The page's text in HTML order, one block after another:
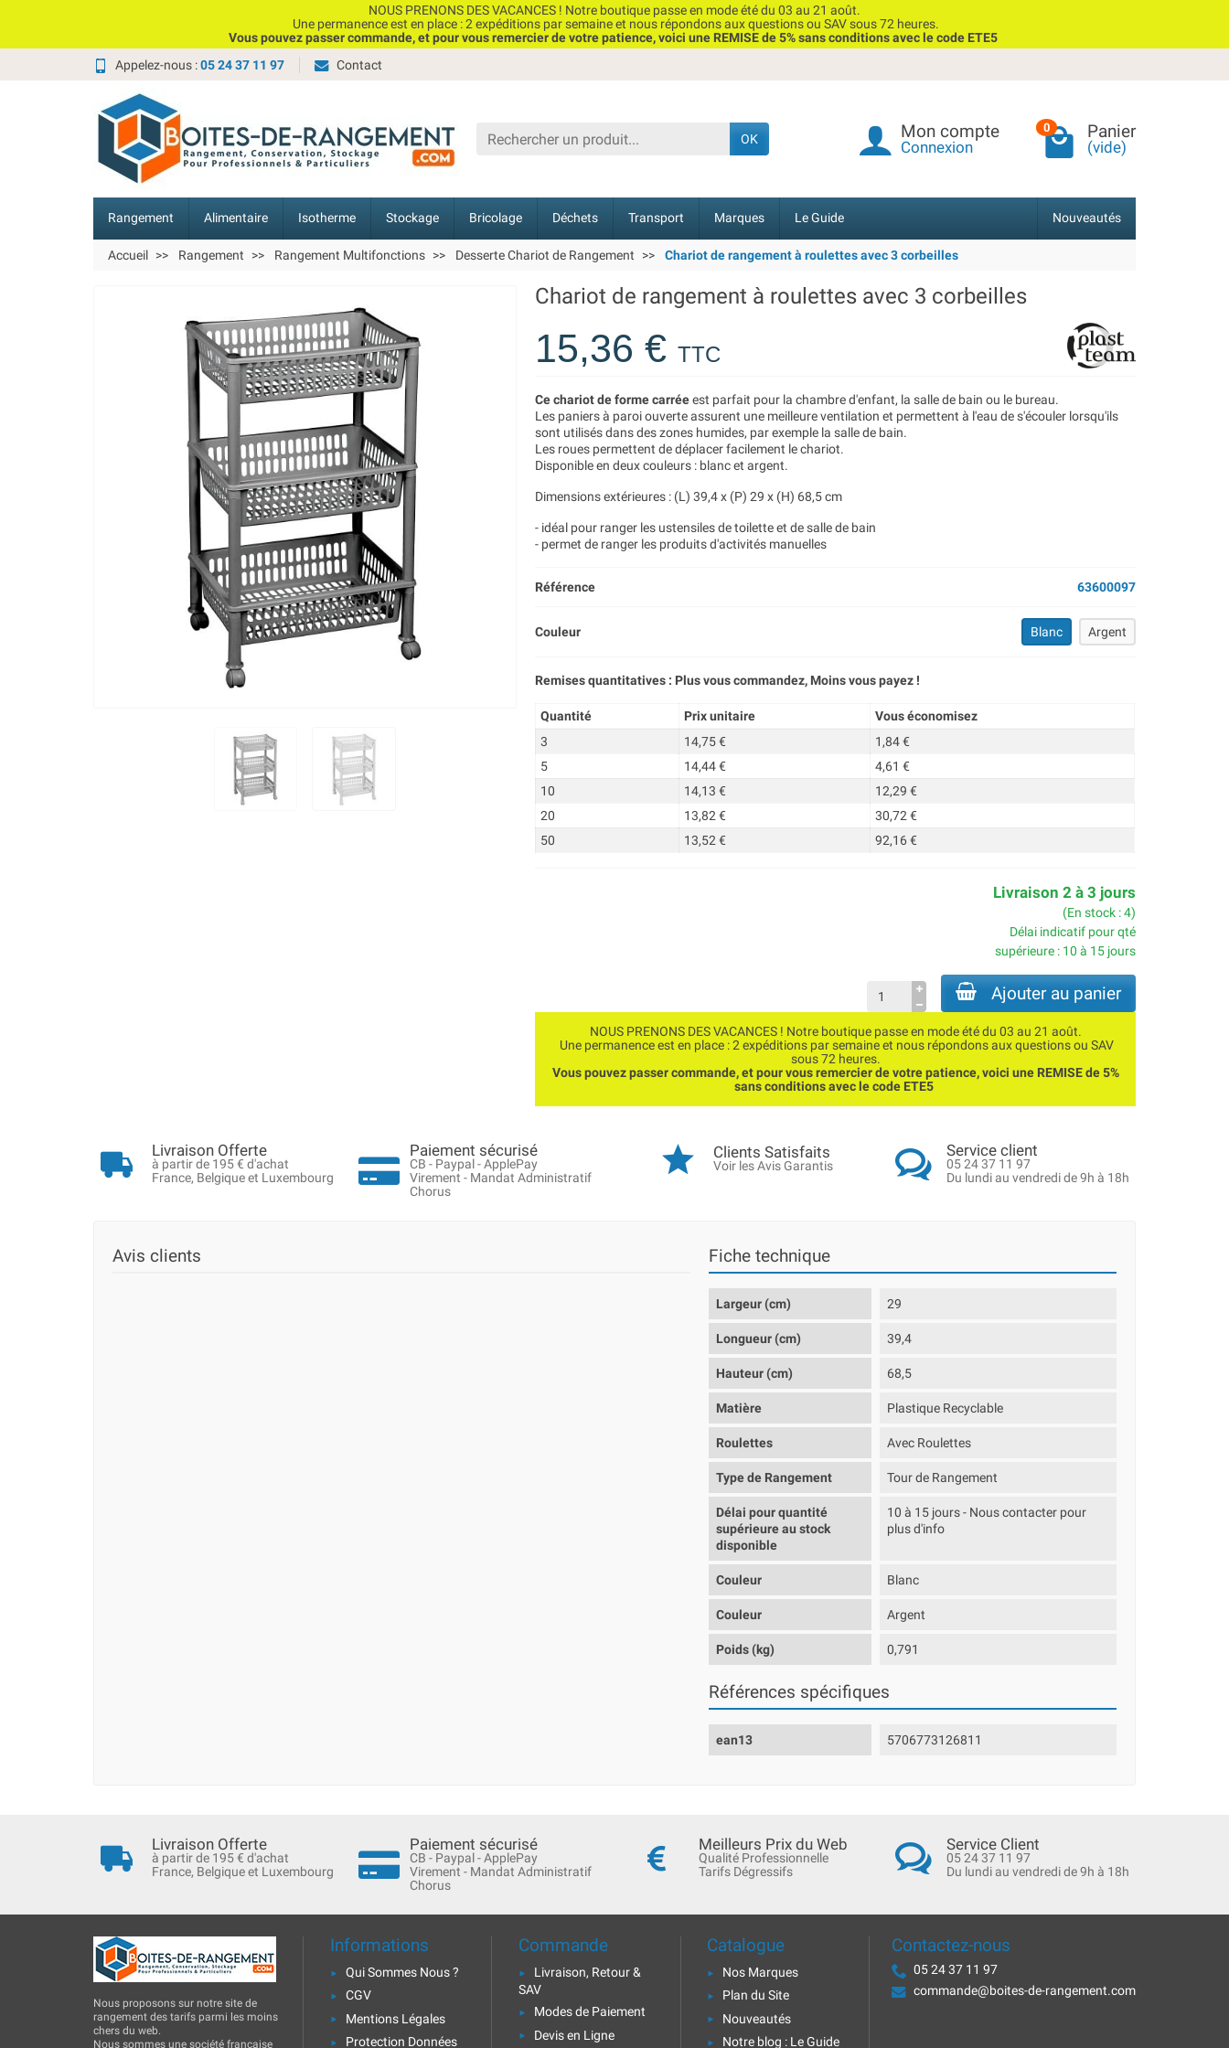
NOUS PRENONS DES VACANCES ! Notre boutique passe en mode été du 03 au 21 août.
Une permanence est en place : 2 expéditions par semaine et nous répondons aux questions ou SAV sous 72 heures.
Vous pouvez passer commande, et pour vous remercier de votre patience, voici une REMISE de 5% sans conditions avec le code ETE5
Appelez-nous :05 24 37 11 97 Contact
OK Mon compte
Connexion
0 Panier
(vide)
Rangement Alimentaire Isotherme Stockage Bricolage Déchets Transport Marques Le Guide Nouveautés
Accueil Rangement Rangement Multifonctions Desserte Chariot de Rangement Chariot de rangement à roulettes avec 3 corbeilles
Chariot de rangement à roulettes avec 3 corbeilles
15,36 €TTC
Ce chariot de forme carréeest parfait pour la chambre d'enfant, la salle de bain ou le bureau.
Les paniers à paroi ouverte assurent une meilleure ventilation et permettent à l'eau de s'écouler lorsqu'ils
sont utilisés dans des zones humides, par exemple la salle de bain.
Les roues permettent de déplacer facilement le chariot.
Disponible en deux couleurs : blanc et argent.
Dimensions extérieures : (L) 39,4 x (P) 29 x (H) 68,5 cm
- idéal pour ranger les ustensiles de toilette et de salle de bain
- permet de ranger les produits d'activités manuelles
Référence 63600097
Couleur Blanc Argent
Remises quantitatives : Plus vous commandez, Moins vous payez !
Quantité Prix unitaire
Vous économisez
3
14,75 €
1,84 €
5
14,44 €
4,61 €
10
14,13 €
12,29 €
20
13,82 €
30,72 €
50
13,52 € 92,16 €
Livraison 2 à 3 jours
(En stock : 4)
Délai indicatif pour qté
supérieure : 10 à 15 jours
Ajouter au panier
NOUS PRENONS DES VACANCES ! Notre boutique passe en mode été du 03 au 21 août.
Une permanence est en place : 2 expéditions par semaine et nous répondons aux questions ou SAV
sous 72 heures.
Vous pouvez passer commande, et pour vous remercier de votre patience, voici une REMISE de 5%
sans conditions avec le code ETE5
Livraison Offerte
à partir de 195 € d'achat
France, Belgique et Luxembourg
Paiement sécurisé
CB - Paypal - ApplePay
Virement - Mandat Administratif
Chorus
Clients Satisfaits
Voir les Avis Garantis
Service client
05 24 37 11 97
Du lundi au vendredi de 9h à 18h
Avis clients Fiche technique
Largeur (cm) 29
Longueur (cm) 39,4
Hauteur (cm) 68,5
Matière Plastique Recyclable
Roulettes Avec Roulettes
Type de Rangement Tour de Rangement
Délai pour quantité
supérieure au stock
disponible
10 à 15 jours - Nous contacter pour
plus d'info
Couleur Blanc
Couleur Argent
Poids (kg) 0,791
Références spécifiques
ean13 5706773126811
Livraison Offerte
à partir de 195 € d'achat
France, Belgique et Luxembourg
Paiement sécurisé
CB - Paypal - ApplePay
Virement - Mandat Administratif
Chorus
Meilleurs Prix du Web
Qualité Professionnelle
Tarifs Dégressifs
Service Client
05 24 37 11 97
Du lundi au vendredi de 9h à 18h
Nous proposons sur notre site de
rangement des tarifs parmi les moins
chers du web.
Nous sommes une société française
Informations
Qui Sommes Nous ?
CGV
Mentions Légales
Protection Données
Commande
Livraison, Retour &
SAV
Modes de Paiement
Devis en Ligne
Catalogue
Nos Marques
Plan du Site
Nouveautés
Notre blog : Le Guide
Contactez-nous
05 24 37 11 97
commande@boites-de-rangement.com